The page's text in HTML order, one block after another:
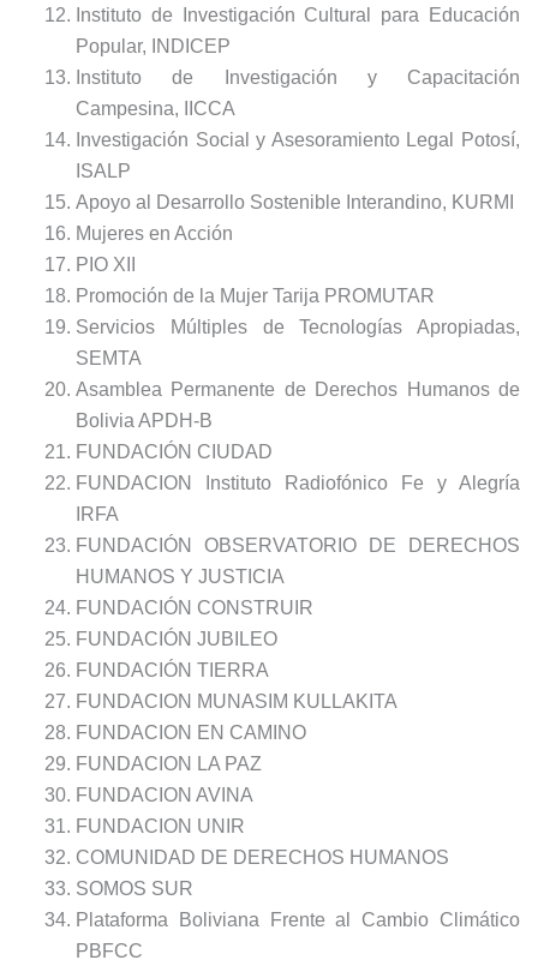
Instituto de Investigación Cultural para Educación
Popular, INDICEP
Instituto de Investigación y Capacitación
Campesina, IICCA
Investigación Social y Asesoramiento Legal Potosí,
ISALP
Apoyo al Desarrollo Sostenible Interandino, KURMI
Mujeres en Acción
PIO XII
Promoción de la Mujer Tarija PROMUTAR
Servicios Múltiples de Tecnologías Apropiadas,
SEMTA
Asamblea Permanente de Derechos Humanos de
Bolivia APDH-B
FUNDACIÓN CIUDAD
FUNDACION Instituto Radiofónico Fe y Alegría
IRFA
FUNDACIÓN OBSERVATORIO DE DERECHOS
HUMANOS Y JUSTICIA
FUNDACIÓN CONSTRUIR
FUNDACIÓN JUBILEO
FUNDACIÓN TIERRA
FUNDACION MUNASIM KULLAKITA
FUNDACION EN CAMINO
FUNDACION LA PAZ
FUNDACION AVINA
FUNDACION UNIR
COMUNIDAD DE DERECHOS HUMANOS
SOMOS SUR
Plataforma Boliviana Frente al Cambio Climático
PBFCC